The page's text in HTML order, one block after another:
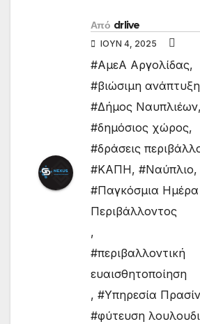
Από drlive
ΙΟΎΝ 4, 2025
#ΑμεΑ Αργολίδας,
#βιώσιμη ανάπτυξη
#Δήμος Ναυπλιέων,
#δημόσιος χώρος,
#δράσεις
#ΚΑΠΗ, #Ναύπλιο,
#Παγκόσμια Ημέρα
Περιβάλλοντος
,
#περιβαλλοντική
ευαισθητοποίηση
, #Υπηρεσία
#φύτευση